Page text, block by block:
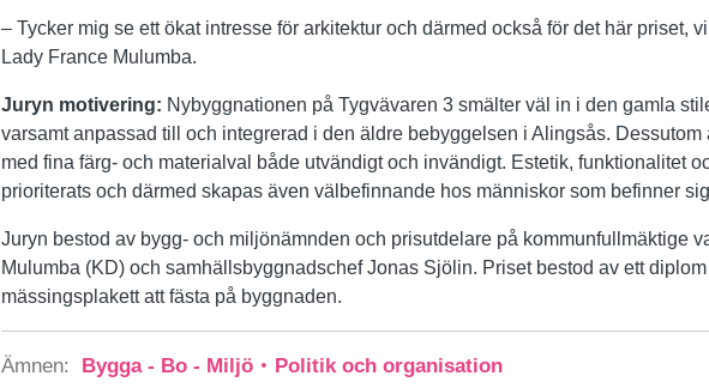
– Tycker mig se ett ökat intresse för arkitektur och därmed också för det här priset,
Lady France Mulumba.
Juryn motivering: Nybyggnationen på Tygvävaren 3 smälter väl in i den gamla
varsamt anpassad till och integrerad i den äldre bebyggelsen i Alingsås.
med fina färg- och materialval både utvändigt och invändigt. Estetik, funktionalitet
prioriterats och därmed skapas även välbefinnande hos människor som befinner
Juryn bestod av bygg- och miljönämnden och prisutdelare på kommunfullmäktige
Mulumba (KD) och samhällsbyggnadschef Jonas Sjölin. Priset bestod av ett
mässingsplakett att fästa på byggnaden.
Ämnen: Bygga - Bo - Miljö Politik och organisation